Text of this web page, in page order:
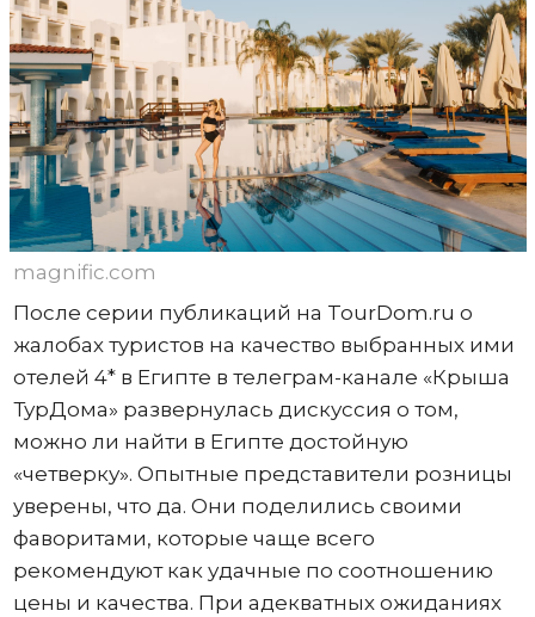
magnific.com
После серии публикаций на TourDom.ru о
жалобах туристов на качество выбранных ими
отелей 4* в Египте в телеграм-канале «Крыша
ТурДома» развернулась дискуссия о том,
можно ли найти в Египте достойную
«четверку». Опытные представители розницы
уверены, что да. Они поделились своими
фаворитами, которые чаще всего
рекомендуют как удачные по соотношению
цены и качества. При адекватных ожиданиях